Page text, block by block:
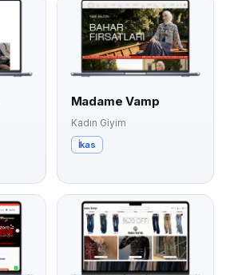
Madame Vamp
Kadın Giyim
İkas